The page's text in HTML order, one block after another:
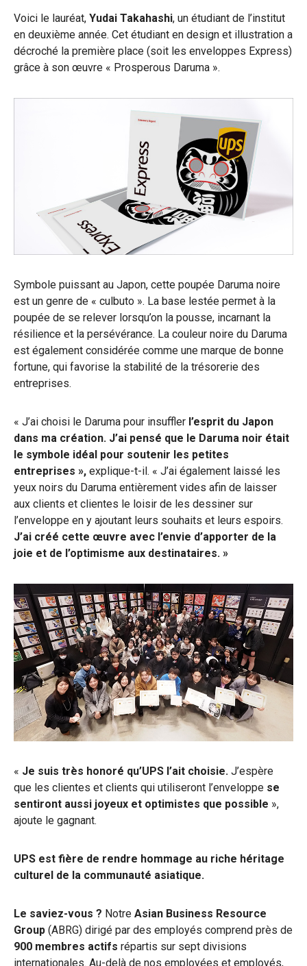
Voici le lauréat, Yudai Takahashi, un étudiant de l’institut
en deuxième année. Cet étudiant en design et illustration a
décroché la première place (soit les enveloppes Express)
grâce à son œuvre « Prosperous Daruma ».
Symbole puissant au Japon, cette poupée Daruma noire
est un genre de « culbuto ». La base lestée permet à la
poupée de se relever lorsqu’on la pousse, incarnant la
résilience et la persévérance. La couleur noire du Daruma
est également considérée comme une marque de bonne
fortune, qui favorise la stabilité de la trésorerie des
entreprises.
« J’ai choisi le Daruma pour insuffler l’esprit du Japon
dans ma création. J’ai pensé que le Daruma noir était
le symbole idéal pour soutenir les petites
entreprises », explique-t-il. « J’ai également laissé les
yeux noirs du Daruma entièrement vides afin de laisser
aux clients et clientes le loisir de les dessiner sur
l’enveloppe en y ajoutant leurs souhaits et leurs espoirs.
J’ai créé cette œuvre avec l’envie d’apporter de la
joie et de l’optimisme aux destinataires. »
« Je suis très honoré qu’UPS l’ait choisie. J’espère
que les clientes et clients qui utiliseront l’enveloppe se
sentiront aussi joyeux et optimistes que possible »,
ajoute le gagnant.
UPS est fière de rendre hommage au riche héritage
culturel de la communauté asiatique.
Le saviez-vous ? Notre Asian Business Resource
Group (ABRG) dirigé par des employés comprend près de
900 membres actifs répartis sur sept divisions
internationales. Au-delà de nos employées et employés,